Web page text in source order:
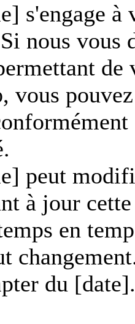
s'engage
nous vous
vous
peut
à jour
en
du [date].